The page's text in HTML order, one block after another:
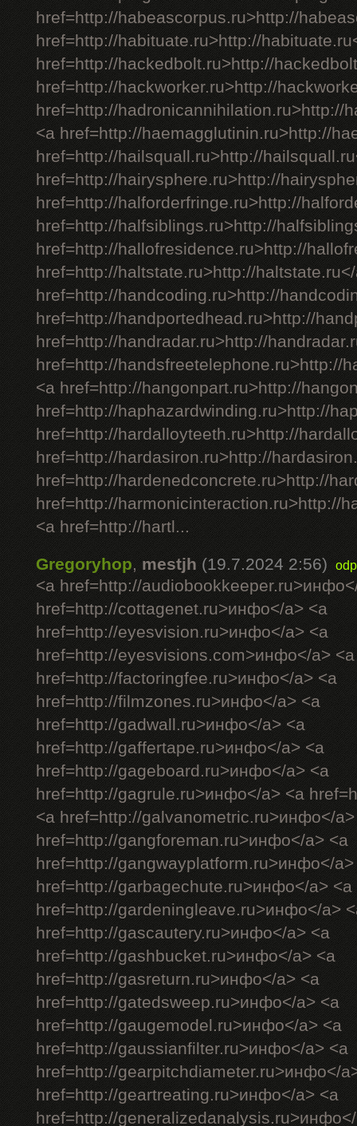
href=http://habeascorpus.ru>http://
href=http://habituate.ru>http://
href=http://hackedbolt.ru>http://
href=http://hackworker.ru>http://
href=http://hadronicannihilation.ru>http://
<a href=http://haemagglutinin.ru>http://
href=http://hailsquall.ru>http://
href=http://hairysphere.ru>http://
href=http://halforderfringe.ru>http://
href=http://halfsiblings.ru>http://
href=http://hallofresidence.ru>http://
href=http://haltstate.ru>http://
href=http://handcoding.ru>http://
href=http://handportedhead.ru>http://
href=http://handradar.ru>http://
href=http://handsfreetelephone.ru>http://
<a href=http://hangonpart.ru>http://
href=http://haphazardwinding.ru>http://
href=http://hardalloyteeth.ru>http://
href=http://hardasiron.ru>http://
href=http://hardenedconcrete.ru>http://
href=http://harmonicinteraction.ru>http://
<a href=http://hartl...
Gregoryhop,mestjh (19.7.2024 2:56)
<a href=http://
href=http://cottagenet.ru>инфо</a> <a
href=http://eyesvision.ru>инфо</a> <a
href=http://eyesvisions.com>инфо</a> <a
href=http://factoringfee.ru>инфо</a> <a
href=http://filmzones.ru>инфо</a> <a
href=http://gadwall.ru>инфо</a> <a
href=http://gaffertape.ru>инфо</a> <a
href=http://gageboard.ru>инфо</a> <a
href=http://gagrule.ru>инфо</a> <a
<a href=http://galvanometric.ru>инфо</
href=http://gangforeman.ru>инфо</a> <a
href=http://gangwayplatform.ru>инфо</a>
href=http://garbagechute.ru>инфо</a> <a
href=http://gardeningleave.ru>инфо</a>
href=http://gascautery.ru>инфо</a> <a
href=http://gashbucket.ru>инфо</a> <a
href=http://gasreturn.ru>инфо</a> <a
href=http://gatedsweep.ru>инфо</a> <a
href=http://gaugemodel.ru>инфо</a> <a
href=http://gaussianfilter.ru>инфо</a> <a
href=http://gearpitchdiameter.ru>инфо</
href=http://geartreating.ru>инфо</a> <a
href=http://